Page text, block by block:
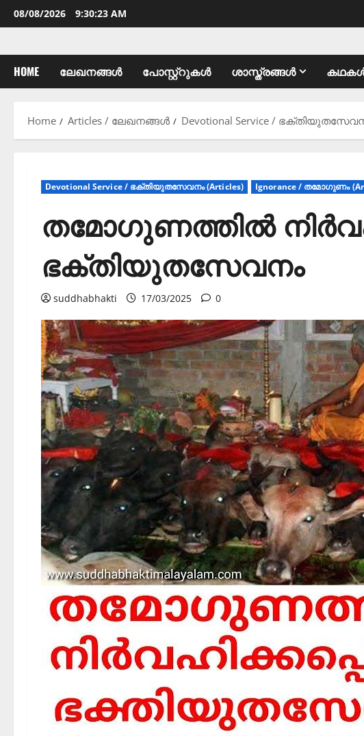
08/08/2026 9:30:25 AM
HOME ലേഖനങ്ങൾ പോസ്റ്റ്റുകൾ ശാസ്ത്രങ്ങൾ
Home Articles / ലേഖനങ്ങൾ Devotional Service /
Devotional Service / ഭക്തിയുതസേവനം (Articles) Ignorance / തമോഗുണം
തമോഗുണത്തിൽ
ഭക്തിയുതസേവനം
suddhabhakti 17/03/2025 0